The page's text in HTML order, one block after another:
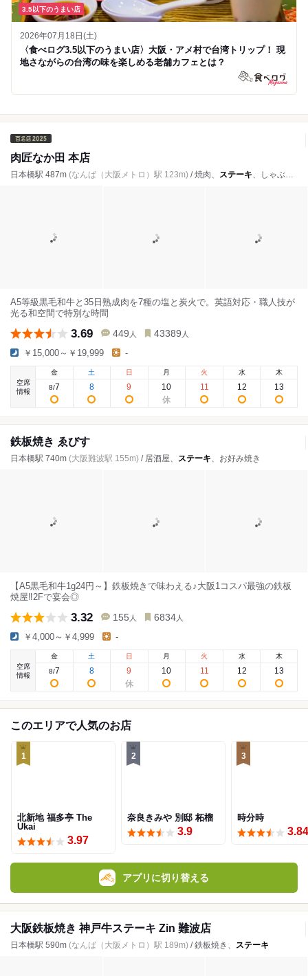
3.5以下のうまい店
2026年07月18日(土)
〈食べログ3.5以下のうまい店〉大阪・アメ村で台湾トリップ！ 現
地さながらの台湾の味を楽しめる老舗カフェとは？
肉匠なか田 本店
日本橋駅 487m (なんば（大阪メトロ）駅 123m) / 焼肉、 ステーキ、しゃぶしゃぶ
A5等級黒毛和牛と35日熟成肉を7種の塩と炭火で。英語対応・職人技が
光る和空間で特別な時間
3.69 449 人 43389 人
￥15,000～￥19,999 -
空席
情報
金
8/7
土
8
日
9
月
10
火
11
水
12
木
13
鉄板焼き ゑびす
日本橋駅 740m (大阪難波駅 155m) / 居酒屋、 ステーキ、お好み焼き
【A5黒毛和牛1g24円～】鉄板焼きで味わえる♪大阪1コスパ最強の鉄板
焼屋‼️2Fで宴会◎
3.32 155 人 6834 人
￥4,000～￥4,999 -
空席
情報
金
8/7
土
8
日
9
月
10
火
11
水
12
木
13
このエリアで人気のお店
1
北新地 福多亭 The
Ukai
3.97
2
奈良きみや 別邸 柘榴
3.9
3
時分時
3.84
アプリに切り替える
大阪鉄板焼き 神戸牛ステーキ Zin 難波店
日本橋駅 590m (なんば（大阪メトロ）駅 189m) / 鉄板焼き、 ステーキ